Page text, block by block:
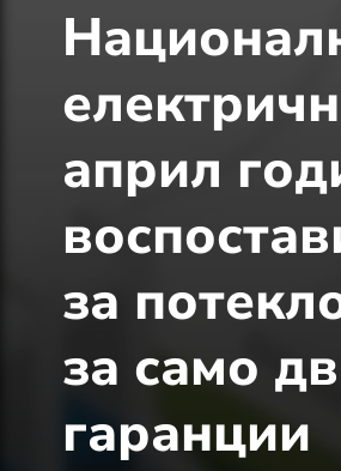
април
за
за само
гаранции